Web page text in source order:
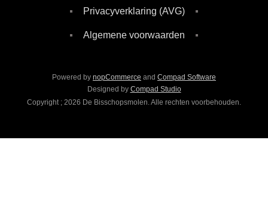
Privacyverklaring (AVG)
Algemene voorwaarden
Powered by nopCommerce and Compad Software
Designed by Compad Studio
Copyright ; 2026 De Bisschopsmolen. Alle rechten voorbehouden.